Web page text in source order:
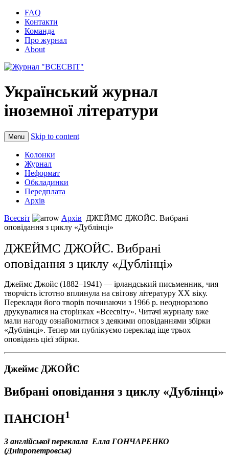
FAQ
Контакти
Команда
Про журнал
About
Український журнал
іноземної літератури
Menu Skip to content
Колонки
Журнал
Неформат
Обкладинки
Передплата
Архів
Всесвіт
Архів ДЖЕЙМС ДЖОЙС. Вибрані
оповідання з циклу «Дублінці»
ДЖЕЙМС ДЖОЙС. Вибрані
оповідання з циклу «Дублінці»
Джеймс Джойс (1882–1941) — ірландський письменник, чия
творчість істотно вплинула на світову літературу ХХ віку.
Переклади його творів починаючи з 1966 р. неодноразово
друкувалися на сторінках «Всесвіту». Читачі журналу вже
мали нагоду ознайомитися з деякими оповіданнями збірки
«Дублінці». Тепер ми публікуємо переклад іще трьох
оповідань цієї збірки.
Джеймс ДЖОЙС
Вибрані оповідання з циклу «Дублінці»
ПАНСІОН1
З англійської переклала Елла ГОНЧАРЕНКО
(Дніпропетровськ)